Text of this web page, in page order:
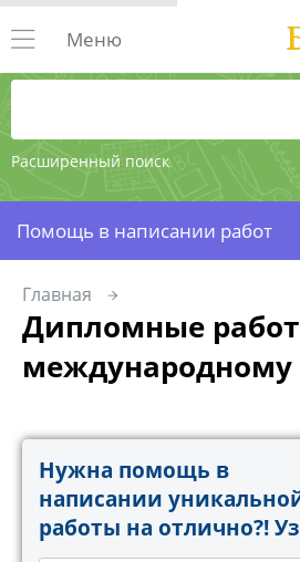
Расширенный поиск
Меню
Помощь в написании работ
Главная
Дипломные
международному
Нужна помощь в
написании
работы на отлично?!